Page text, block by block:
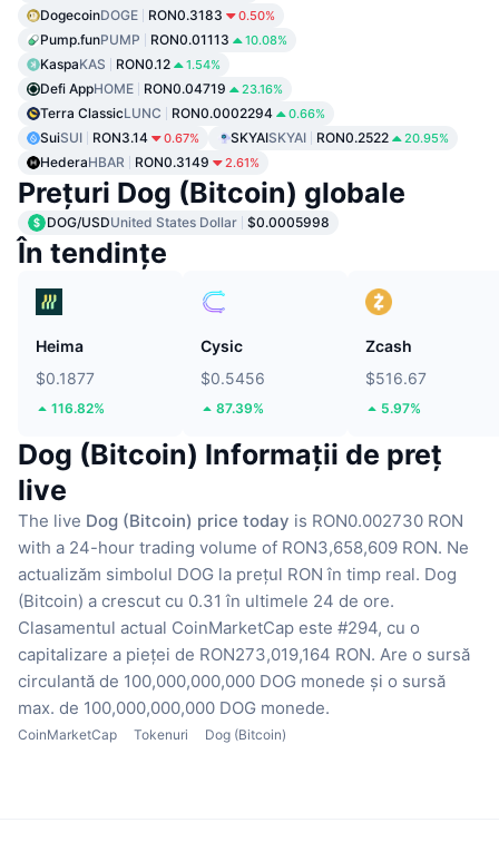
DogecoinDOGE RON0.3183 0.50%
Pump.funPUMP RON0.01113 10.08%
KaspaKAS RON0.12 1.54%
Defi AppHOME RON0.04719 23.16%
Terra ClassicLUNC RON0.0002294 0.66%
SuiSUI RON3.14 0.67% SKYAISKYAI RON0.2522 20.95%
HederaHBAR RON0.3149 2.61%
Prețuri Dog (Bitcoin) globale
DOG/USDUnited States Dollar $0.0005998
În tendințe
Heima
$0.1877
116.82%
Cysic
$0.5456
87.39%
Zcash
$516.67
5.97%
Dog (Bitcoin) Informații de preț
live
The live Dog (Bitcoin) price today is RON0.002730 RON
with a 24-hour trading volume of RON3,658,609 RON. Ne
actualizăm simbolul DOG la prețul RON în timp real. Dog
(Bitcoin) a crescut cu 0.31 în ultimele 24 de ore.
Clasamentul actual CoinMarketCap este #294, cu o
capitalizare a pieței de RON273,019,164 RON. Are o sursă
circulantă de 100,000,000,000 DOG monede și o sursă
max. de 100,000,000,000 DOG monede.
CoinMarketCap Tokenuri Dog (Bitcoin)